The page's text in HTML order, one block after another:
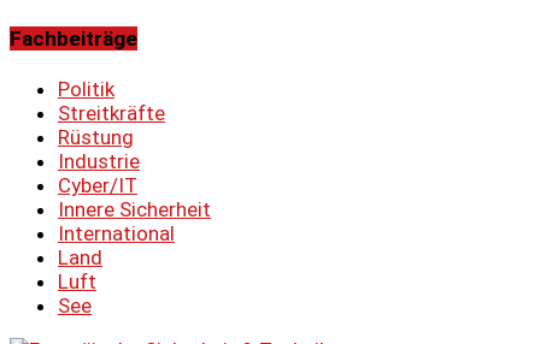
Fachbeiträge
Politik
Streitkräfte
Rüstung
Industrie
Cyber/IT
Innere Sicherheit
International
Land
Luft
See